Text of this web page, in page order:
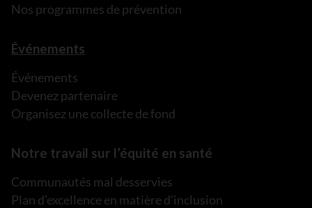
Nos programmes de prévention
Événements
Événements
Devenez partenaire
Organisez une collecte de fond
Notre travail sur l’équité en santé
Communautés mal desservies
Plan d’excellence en matière d’inclusion